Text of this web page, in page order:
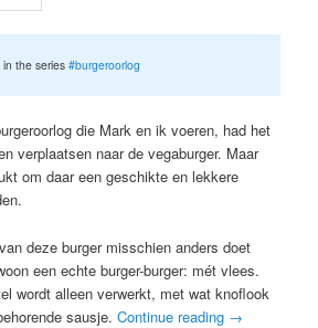
in the series#burgeroorlog
die Mark en ik voeren, had het
verplaatsen naar de vegaburger. Maar
om daar een geschikte en lekkere
deze burger misschien anders doet
een echte burger-burger: mét vlees.
wordt alleen verwerkt, met wat knoflook
sausje.Continue reading →